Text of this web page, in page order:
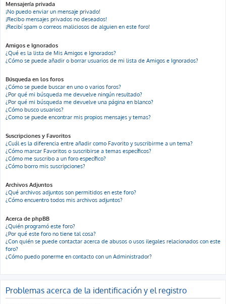
Mensajería privada
¡No puedo enviar un mensaje privado!
¡Recibo mensajes privados no deseados!
¡Recibí spam o correos maliciosos de alguien en este foro!
Amigos e Ignorados
¿Qué es la lista de Mis Amigos e Ignorados?
¿Cómo se puede añadir o borrar usuarios de mi lista de Amigos e Ignorados?
Búsqueda en los foros
¿Cómo se puede buscar en uno o varios foros?
¿Por qué mi búsqueda me devuelve ningún resultado?
¿Por qué mi búsqueda me devuelve una página en blanco?
¿Cómo busco usuarios?
¿Como se puede encontrar mis propios mensajes y temas?
Suscripciones y Favoritos
¿Cuál es la diferencia entre añadir como Favorito y suscribirme a un tema?
¿Cómo marcar Favoritos o suscribirse a temas específicos?
¿Cómo me suscribo a un foro específico?
¿Cómo borro mis suscripciones?
Archivos Adjuntos
¿Qué archivos adjuntos son permitidos en este foro?
¿Cómo encuentro todos mis archivos adjuntos?
Acerca de phpBB
¿Quién programó este foro?
¿Por qué este foro no tiene tal cosa?
¿Con quién se puede contactar acerca de abusos o usos ilegales relacionados con este
foro?
¿Cómo puedo ponerme en contacto con un Administrador?
Problemas acerca de la identificación y el registro